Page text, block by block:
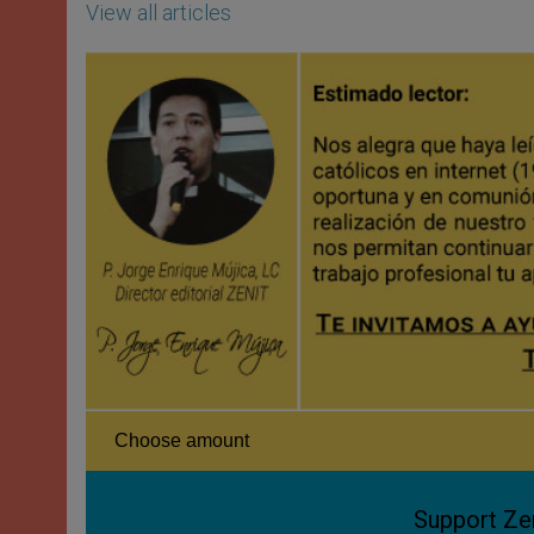
View all articles